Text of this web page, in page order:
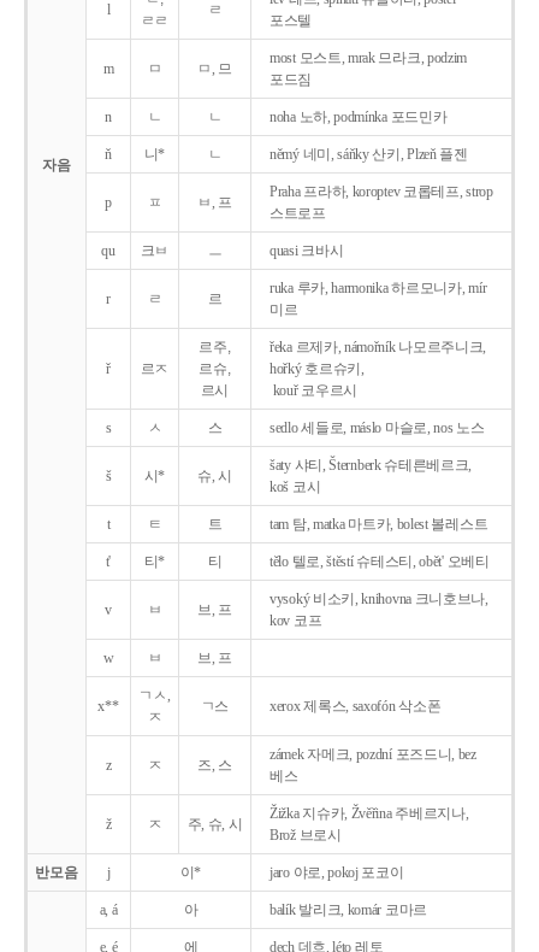
자음
l
ㄹㄹ
ㄹ
포스텔
m ㅁ ㅁ, 므
most 모스트, mrak 므라크, podzim
포드짐
n ㄴ ㄴ noha 노하, podmínka 포드민카
ň 니* ㄴ němý 네미, sáňky 산키, Plzeň 플젠
p ㅍ ㅂ, 프
Praha 프라하, koroptev 코롭테프, strop
스트로프
qu 크ㅂ ㅡ quasi 크바시
r ㄹ 르
ruka 루카, harmonika 하르모니카, mír
미르
ř 르ㅈ
르주,
르슈,
르시
řeka 르제카, námořník 나모르주니크,
hořký 호르슈키,
kouř 코우르시
s ㅅ 스 sedlo 세들로, máslo 마슬로, nos 노스
š 시* 슈, 시
šaty 샤티, Šternberk 슈테른베르크,
koš 코시
t ㅌ 트 tam 탐, matka 마트카, bolest 볼레스트
t' 티* 티 tělo 텔로, štěstí 슈테스티, obět' 오베티
v ㅂ 브, 프
vysoký 비소키, knihovna 크니호브나,
kov 코프
w ㅂ 브, 프
x**
ㄱㅅ,
ㅈ
ㄱ스 xerox 제록스, saxofón 삭소폰
z ㅈ 즈, 스
zámek 자메크, pozdní 포즈드니, bez
베스
ž ㅈ 주, 슈, 시
Žižka 지슈카, Žvěřina 주베르지나,
Brož 브로시
반모음 j 이* jaro 야로, pokoj 포코이
a, á 아 balík 발리크, komár 코마르
e, é 에 dech 데흐, léto 레토